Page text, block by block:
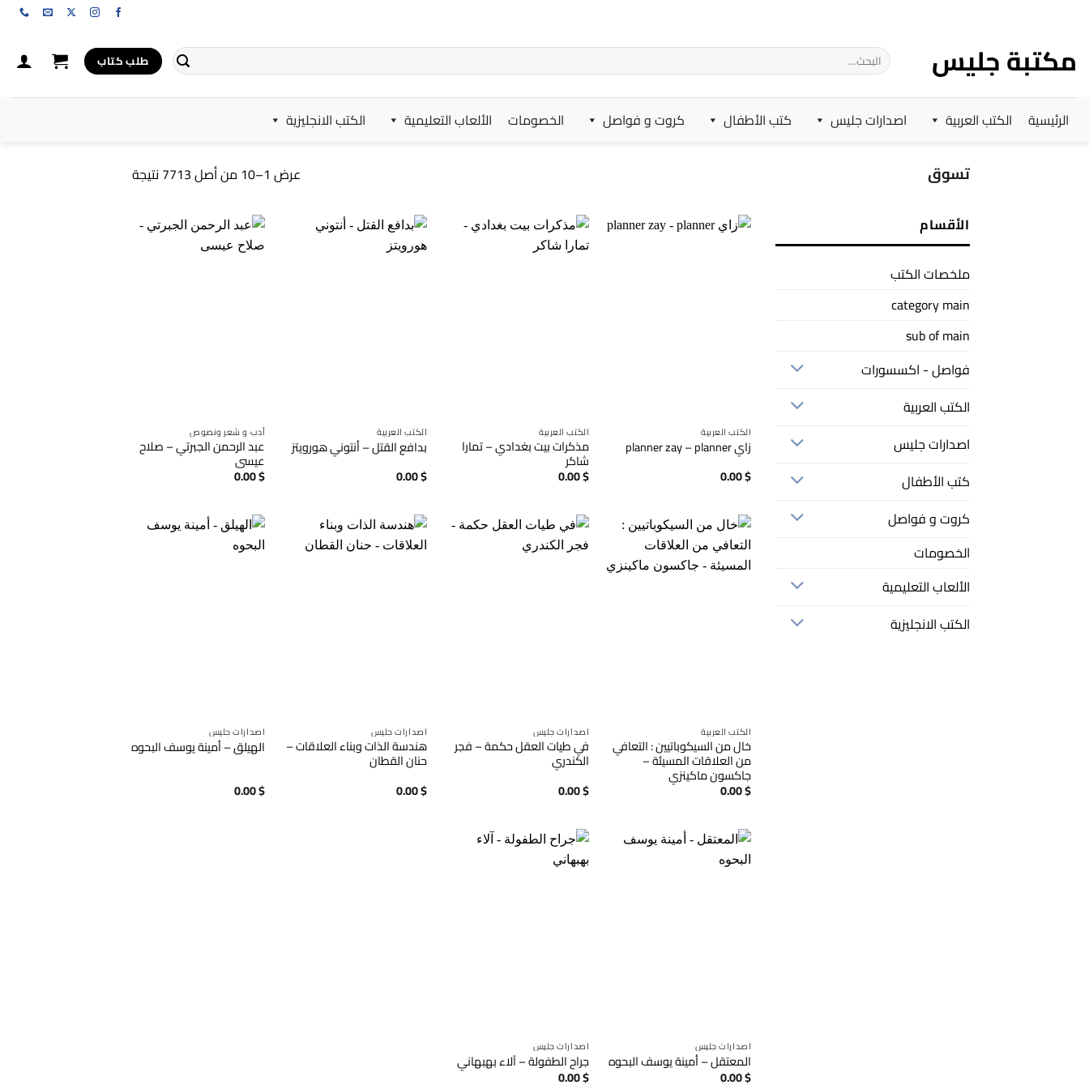
مكتبة جليس
البحث
عن:
طلب كتاب
الرئيسية الكتب العربية اصدارات جليس كتب الأطفال كروت و فواصل الخصومات الألعاب التعليمية الكتب الانجليزية
تسوق عرض 1–10 من أصل 7713 نتيجة
تم
الأقسام
ملخصات الكتب
category main
sub of main
فواصل - اكسسورات
الكتب العربية
اصدارات جليس
كتب الأطفال
كروت و فواصل
الخصومات
الألعاب التعليمية
الكتب الانجليزية
الكتب العربية
زاي planner zay – planner
0.00$
الكتب العربية
مذكرات بيت بغدادي – تمارا
شاكر
0.00$
الكتب العربية
بدافع القتل – أنتوني هورويتز
0.00$
أدب و شعر ونصوص
عبد الرحمن الجبرتي – صلاح
عيسى
0.00$
الكتب العربية
خال من السيكوباتيين : التعافي
من العلاقات المسيئة –
جاكسون ماكينزي
0.00$
اصدارات جليس
في طيات العقل حكمة – فجر
الكندري
0.00$
اصدارات جليس
هندسة الذات وبناء العلاقات –
حنان القطان
0.00$
اصدارات جليس
الهيلق – أمينة يوسف البحوه
0.00$
اصدارات جليس
المعتقل – أمينة يوسف البحوه
0.00$
اصدارات جليس
جراح الطفولة – آلاء بهبهاني
0.00$